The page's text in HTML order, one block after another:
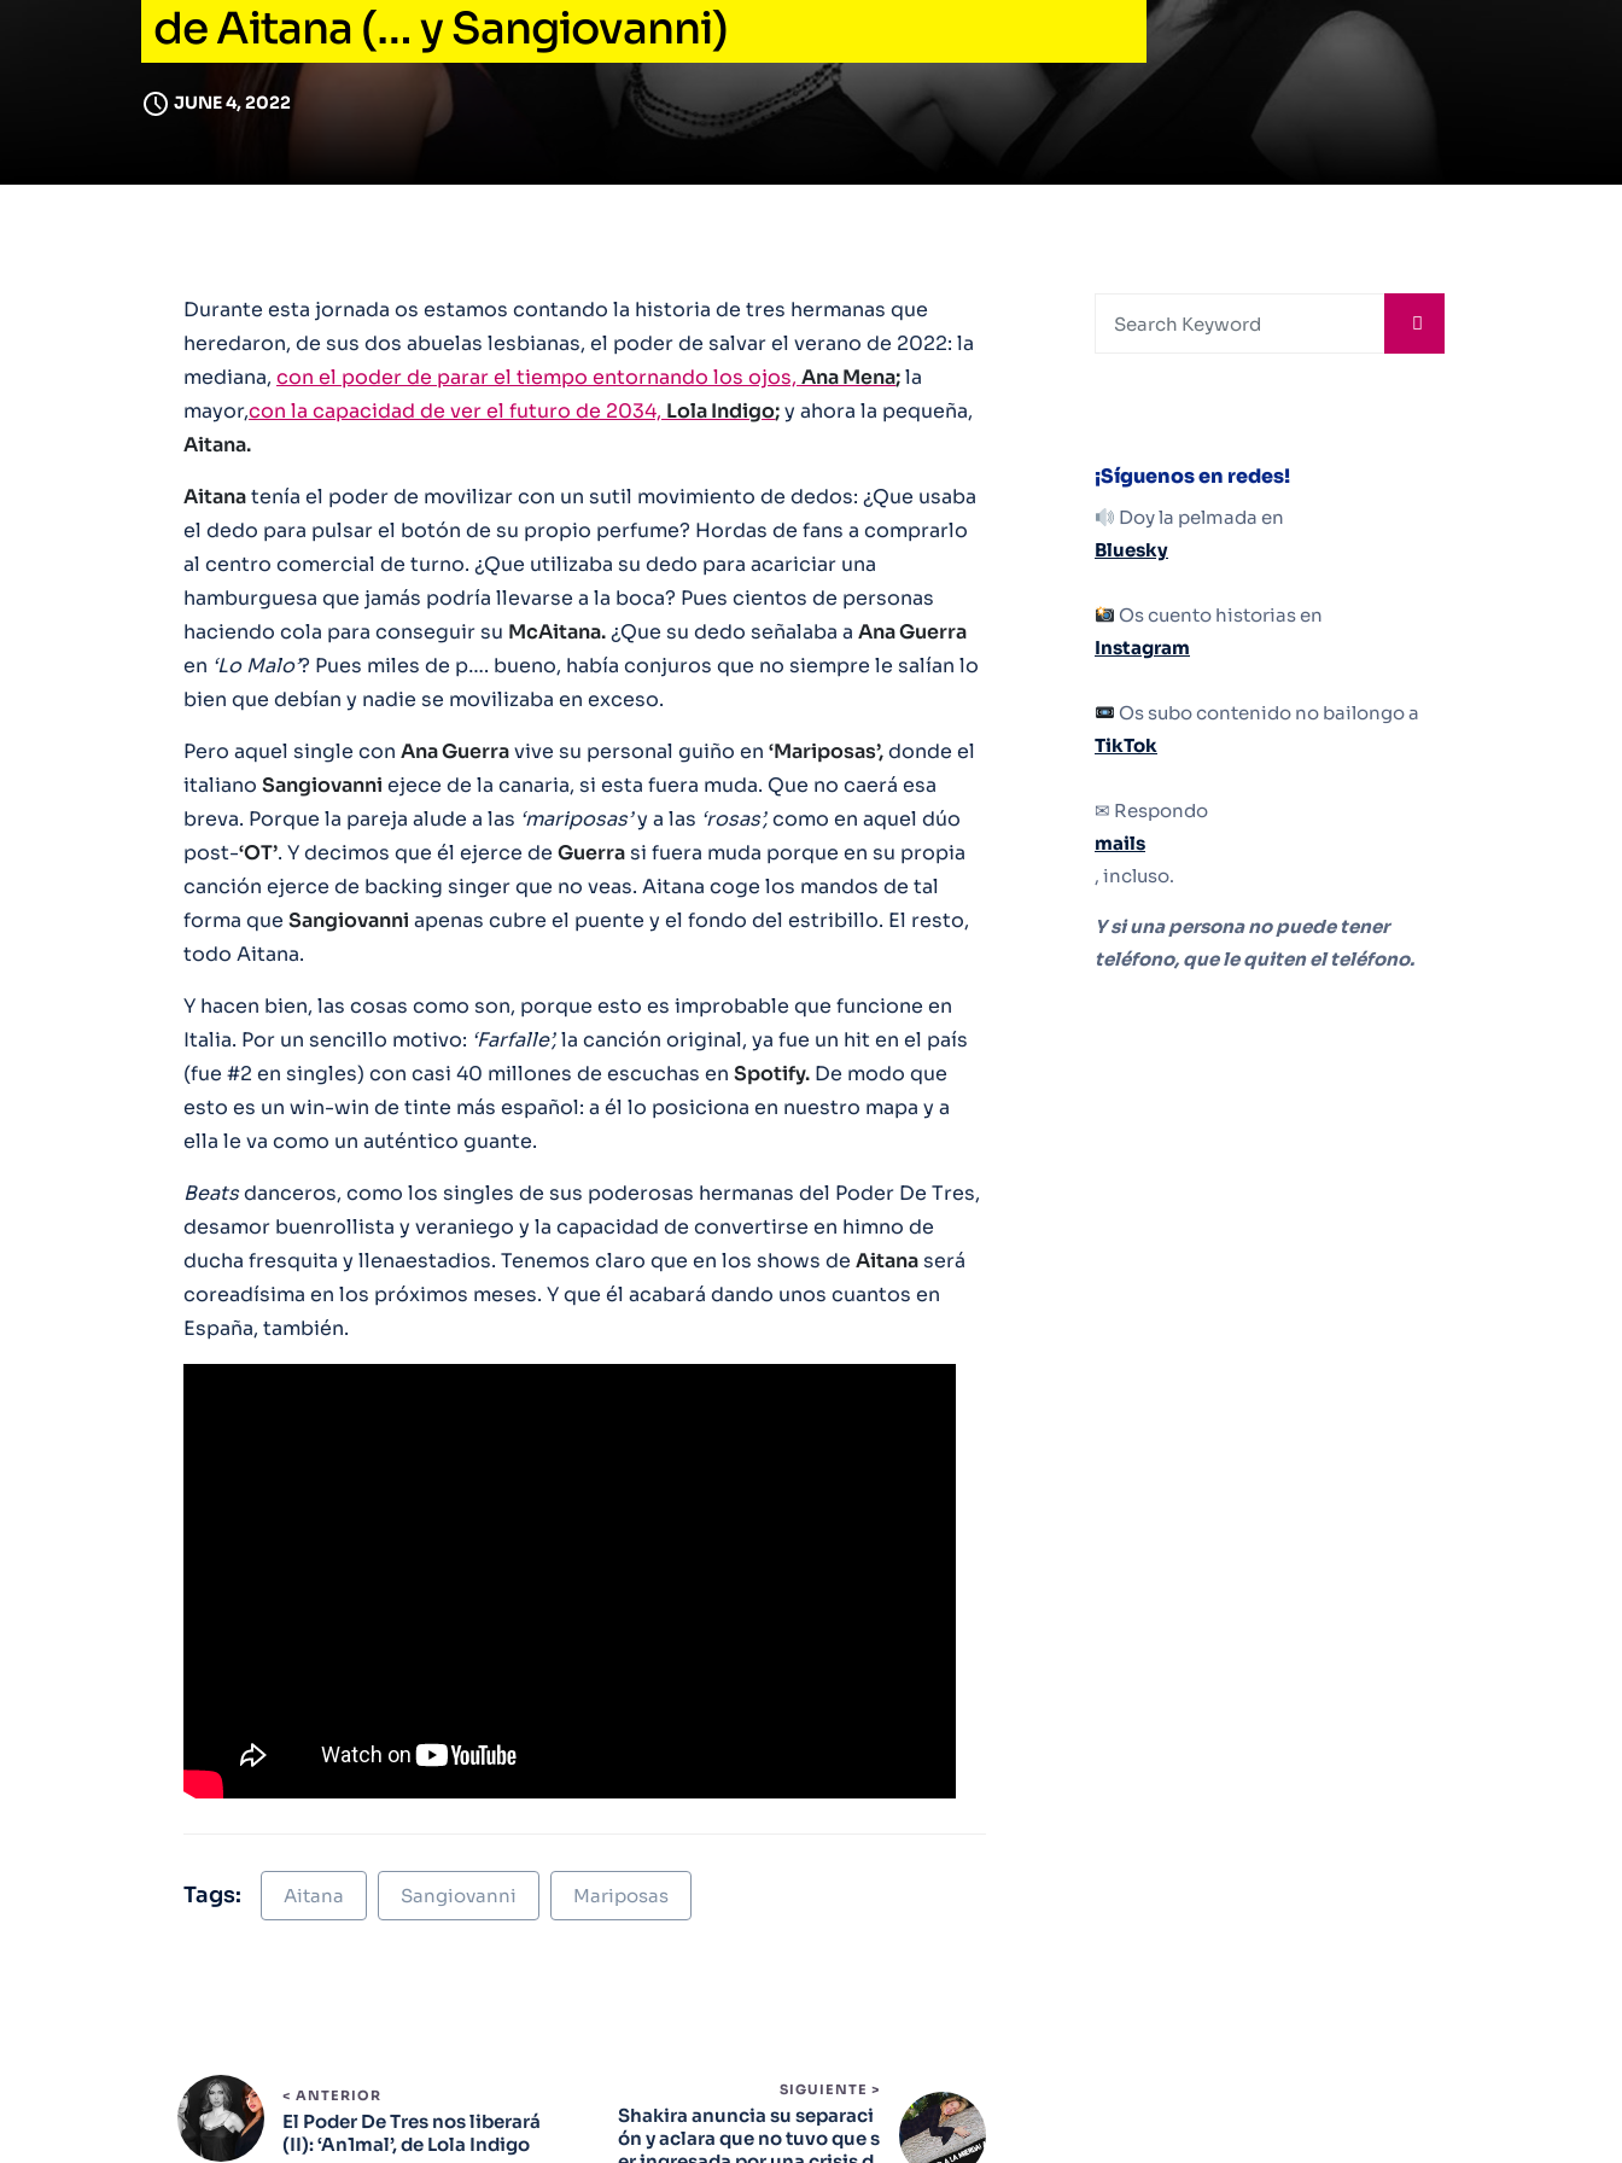
de Aitana (… y Sangiovanni)
JUNE 4, 2022
Durante esta jornada os estamos contando la historia de tres hermanas que
heredaron, de sus dos abuelas lesbianas, el poder de salvar el verano de 2022: la
mediana, con el poder de parar el tiempo entornando los ojos, Ana Mena;la
mayor,con la capacidad de ver el futuro de 2034, Lola Indigo;y ahora la pequeña,
Aitana.
Aitanatenía el poder de movilizar con un sutil movimiento de dedos: ¿Que usaba
el dedo para pulsar el botón de su propio perfume? Hordas de fans a comprarlo
al centro comercial de turno. ¿Que utilizaba su dedo para acariciar una
hamburguesa que jamás podría llevarse a la boca? Pues cientos de personas
haciendo cola para conseguir su McAitana.¿Que su dedo señalaba a Ana Guerra
en ‘Lo Malo’? Pues miles de p…. bueno, había conjuros que no siempre le salían lo
bien que debían y nadie se movilizaba en exceso.
Pero aquel single con Ana Guerravive su personal guiño en ‘Mariposas’,donde el
italiano Sangiovanni ejece de la canaria, si esta fuera muda. Que no caerá esa
breva. Porque la pareja alude a las ‘mariposas’y a las ‘rosas’,como en aquel dúo
post-‘OT’. Y decimos que él ejerce de Guerrasi fuera muda porque en su propia
canción ejerce de backing singer que no veas. Aitana coge los mandos de tal
forma que Sangiovanni apenas cubre el puente y el fondo del estribillo. El resto,
todo Aitana.
Y hacen bien, las cosas como son, porque esto es improbable que funcione en
Italia. Por un sencillo motivo: ‘Farfalle’,la canción original, ya fue un hit en el país
(fue #2 en singles) con casi 40 millones de escuchas en Spotify. De modo que
esto es un win-win de tinte más español: a él lo posiciona en nuestro mapa y a
ella le va como un auténtico guante.
Beatsdanceros, como los singles de sus poderosas hermanas del Poder De Tres,
desamor buenrollista y veraniego y la capacidad de convertirse en himno de
ducha fresquita y llenaestadios. Tenemos claro que en los shows de Aitanaserá
coreadísima en los próximos meses. Y que él acabará dando unos cuantos en
España, también.
Tags: Aitana Sangiovanni Mariposas
< ANTERIOR
El Poder De Tres nos liberará
(II): ‘An1mal’, de Lola Indigo
SIGUIENTE >
Shakira anuncia su separaci
ón y aclara que no tuvo que s
¡Síguenos en redes!
Doy la pelmada en
Bluesky
Os cuento historias en
Instagram
Os subo contenido no bailongo a
TikTok
✉ Respondo
mails
, incluso.
Y si una persona no puede tener
teléfono, que le quiten el teléfono.